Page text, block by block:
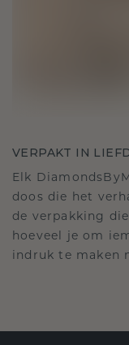
VERPAKT IN
Elk
doos die het
de verpakking
hoeveel je om
indruk te maken